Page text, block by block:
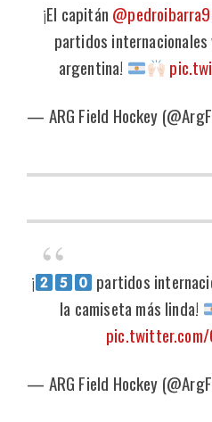
¡El capitán
partidos
argentina!
— ARG Field Hockey
¡ partidos
la camiseta más linda!
pic.twitter.com/
— ARG Field Hockey